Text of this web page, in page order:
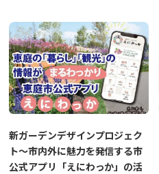
新ガーデンデザインプロジェク
ト～市内外に魅力を発信する市
公式アプリ「えにわっか」の活